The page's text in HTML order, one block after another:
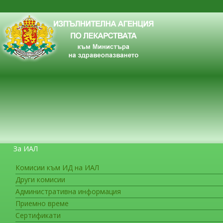
За ИАЛ
Комисии към ИД на ИАЛ
Други комисии
Административна информация
Приемно време
Сертификати
ЗА ГРАЖДАНИТЕ